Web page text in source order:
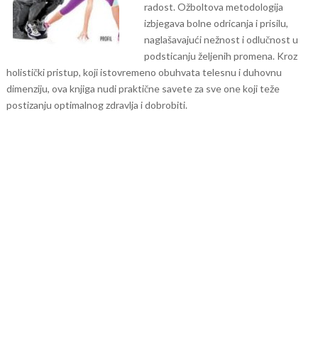
radost. Ožboltova metodologija
izbjegava bolne odricanja i prisilu,
naglašavajući nežnost i odlučnost u
podsticanju željenih promena. Kroz
holistički pristup, koji istovremeno obuhvata telesnu i duhovnu
dimenziju, ova knjiga nudi praktične savete za sve one koji teže
postizanju optimalnog zdravlja i dobrobiti.